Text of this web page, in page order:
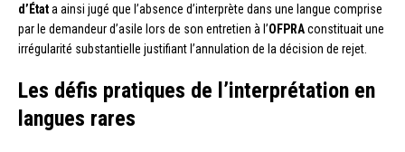
d’Étata ainsi jugé que l’absence d’interprète dans une langue comprise
par le demandeur d’asile lors de son entretien à l’OFPRAconstituait une
irrégularité substantielle justifiant l’annulation de la décision de rejet.
Les défis pratiques de l’interprétation en
langues rares